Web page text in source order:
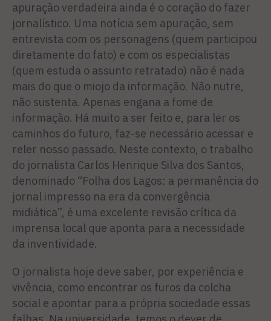
apuração verdadeira ainda é o coração do fazer
jornalístico. Uma notícia sem apuração, sem
entrevista com os personagens (quem participou
diretamente do fato) e com os especialistas
(quem estuda o assunto retratado) não é nada
mais do que o miojo da informação. Não nutre,
não sustenta. Apenas engana a fome de
informação. Há muito a ser feito e, para ler os
caminhos do futuro, faz-se necessário acessar e
reler nosso passado. Neste contexto, o trabalho
do jornalista Carlos Henrique Silva dos Santos,
denominado “Folha dos Lagos: a permanência do
jornal impresso na era da convergência
midiática”, é uma excelente revisão crítica da
imprensa local que aponta para a necessidade
da inventividade.
O jornalista hoje deve saber, por experiência e
vivência, como encontrar os furos da colcha
social e apontar para a própria sociedade essas